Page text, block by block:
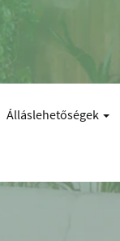
Álláslehetőségek